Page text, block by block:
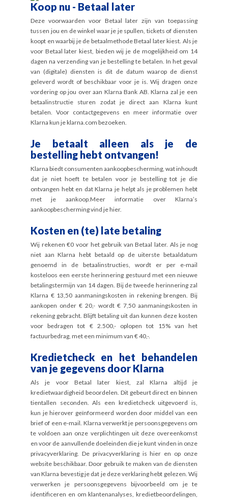
Koop nu - Betaal later
Deze voorwaarden voor Betaal later zijn van toepassing
tussen jou en de winkel waar je je spullen, tickets of diensten
koopt en waarbij je de betaalmethode Betaal later kiest. Als je
voor Betaal later kiest, bieden wij je de mogelijkheid om 14
dagen na verzending van je bestelling te betalen. In het geval
van (digitale) diensten is dit de datum waarop de dienst
geleverd wordt of beschikbaar voor je is. Wij dragen onze
vordering op jou over aan Klarna Bank AB. Klarna zal je een
betaalinstructie sturen zodat je direct aan Klarna kunt
betalen. Voor contactgegevens en meer informatie over
Klarna kun je klarna.com bezoeken.
Je betaalt alleen als je de
bestelling hebt ontvangen!
Klarna biedt consumenten aankoopbescherming, wat inhoudt
dat je niet hoeft te betalen voor je bestelling tot je die
ontvangen hebt en dat Klarna je helpt als je problemen hebt
met je aankoop.Meer informatie over Klarna’s
aankoopbescherming vind jehier.
Kosten en (te) late betaling
Wij rekenen €0 voor het gebruik van Betaal later. Als je nog
niet aan Klarna hebt betaald op de uiterste betaaldatum
genoemd in de betaalinstructies, wordt er per e-mail
kosteloos een eerste herinnering gestuurd met een nieuwe
betalingstermijn van 14 dagen. Bij de tweede herinnering zal
Klarna € 13,50 aanmaningskosten in rekening brengen. Bij
aankopen onder € 20,- wordt € 7,50 aanmaningskosten in
rekening gebracht. Blijft betaling uit dan kunnen deze kosten
voor bedragen tot € 2.500,- oplopen tot 15% van het
factuurbedrag, met een minimum van € 40,-.
Kredietcheck en het behandelen
van je gegevens door Klarna
Als je voor Betaal later kiest, zal Klarna altijd je
kredietwaardigheid beoordelen. Dit gebeurt direct en binnen
tientallen seconden. Als een kredietcheck uitgevoerd is,
kun je hierover geïnformeerd worden door middel van een
brief of een e-mail. Klarna verwerkt je persoonsgegevens om
te voldoen aan onze verplichtingen uit deze overeenkomst
en voor de aanvullende doeleinden die je kunt vinden in onze
privacyverklaring. De privacyverklaring ishier en op onze
website beschikbaar. Door gebruik te maken van de diensten
van Klarna bevestig je dat je deze verklaring hebt gelezen. Wij
verwerken je persoonsgegevens bijvoorbeeld om je te
identificeren en om klantenanalyses, kredietbeoordelingen,